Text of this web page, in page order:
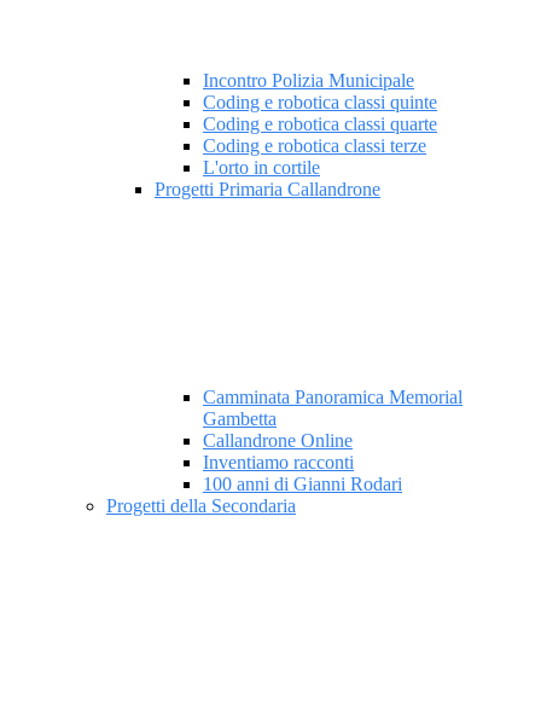
Incontro Polizia Municipale
Coding e robotica classi quinte
Coding e robotica classi quarte
Coding e robotica classi terze
L'orto in cortile
Progetti Primaria Callandrone
Camminata Panoramica Memorial
Gambetta
Callandrone Online
Inventiamo racconti
100 anni di Gianni Rodari
Progetti della Secondaria